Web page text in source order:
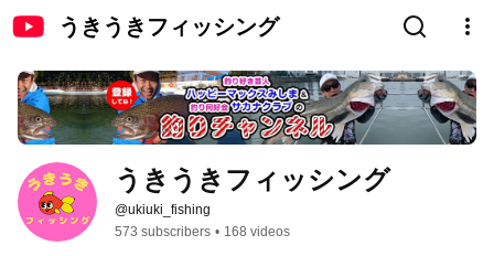
うきうきフィッシング
うきうきフィッシング
@ukiuki_fishing
573 subscribers • 168 videos